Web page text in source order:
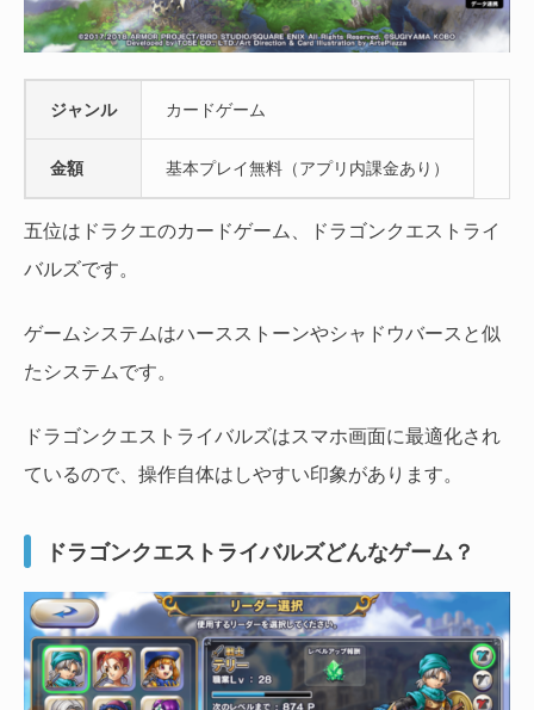
ジャンル カードゲーム
金額 基本プレイ無料（アプリ内課金あり）
五位はドラクエのカードゲーム、ドラゴンクエストライ
バルズです。
ゲームシステムはハースストーンやシャドウバースと似
たシステムです。
ドラゴンクエストライバルズはスマホ画面に最適化され
ているので、操作自体はしやすい印象があります。
ドラゴンクエストライバルズどんなゲーム？